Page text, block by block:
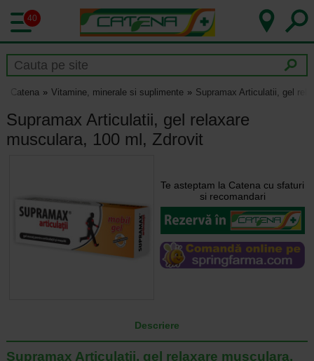
40
Catena Vitamine, minerale si suplimente Supramax Articulatii, gel
Supramax Articulatii, gel relaxare
musculara, 100 ml, Zdrovit
Te asteptam la Catena cu sfaturi
si recomandari
Descriere
Supramax Articulatii, gel relaxare musculara,